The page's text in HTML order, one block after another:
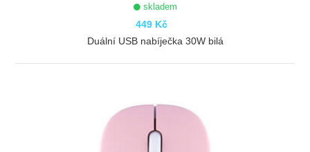
skladem
449 Kč
Duální USB nabíječka 30W bilá